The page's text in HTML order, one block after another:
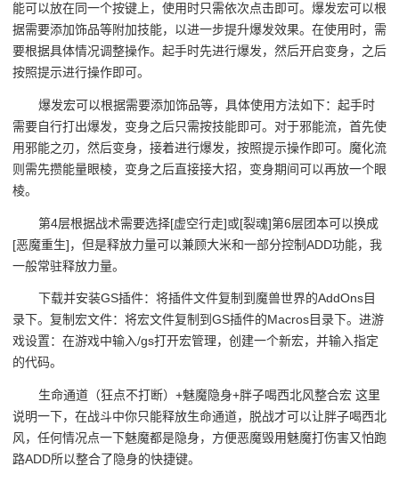
能可以放在同一个按键上，使用时只需依次点击即可。爆发宏可以根
据需要添加饰品等附加技能，以进一步提升爆发效果。在使用时，需
要根据具体情况调整操作。起手时先进行爆发，然后开启变身，之后
按照提示进行操作即可。
爆发宏可以根据需要添加饰品等，具体使用方法如下：起手时
需要自行打出爆发，变身之后只需按技能即可。对于邪能流，首先使
用邪能之刃，然后变身，接着进行爆发，按照提示操作即可。魔化流
则需先攒能量眼棱，变身之后直接接大招，变身期间可以再放一个眼
棱。
第4层根据战术需要选择[虚空行走]或[裂魂]第6层团本可以换成
[恶魔重生]，但是释放力量可以兼顾大米和一部分控制ADD功能，我
一般常驻释放力量。
下载并安装GS插件：将插件文件复制到魔兽世界的AddOns目
录下。复制宏文件：将宏文件复制到GS插件的Macros目录下。进游
戏设置：在游戏中输入/gs打开宏管理，创建一个新宏，并输入指定
的代码。
生命通道（狂点不打断）+魅魔隐身+胖子喝西北风整合宏 这里
说明一下，在战斗中你只能释放生命通道，脱战才可以让胖子喝西北
风，任何情况点一下魅魔都是隐身，方便恶魔毁用魅魔打伤害又怕跑
路ADD所以整合了隐身的快捷键。